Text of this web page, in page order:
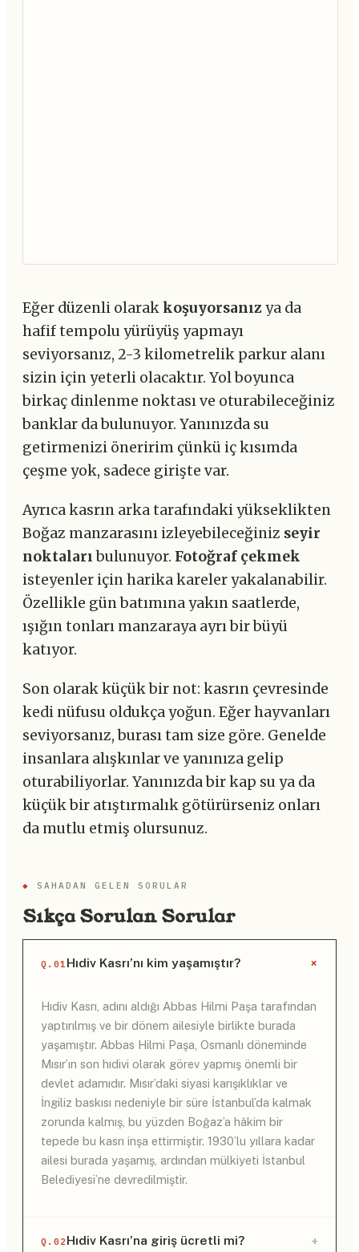
Eğer düzenli olarakkoşuyorsanızya da
hafif tempolu yürüyüş yapmayı
seviyorsanız, 2-3 kilometrelik parkur alanı
sizin için yeterli olacaktır. Yol boyunca
birkaç dinlenme noktası ve oturabileceğiniz
banklar da bulunuyor. Yanınızda su
getirmenizi öneririm çünkü iç kısımda
çeşme yok, sadece girişte var.
Ayrıca kasrın arka tarafındaki yükseklikten
Boğaz manzarasını izleyebileceğiniz seyir
noktalarıbulunuyor. Fotoğraf çekmek
isteyenler için harika kareler yakalanabilir.
Özellikle gün batımına yakın saatlerde,
ışığın tonları manzaraya ayrı bir büyü
katıyor.
Son olarak küçük bir not: kasrın çevresinde
kedi nüfusu oldukça yoğun. Eğer hayvanları
seviyorsanız, burası tam size göre. Genelde
insanlara alışkınlar ve yanınıza gelip
oturabiliyorlar. Yanınızda bir kap su ya da
küçük bir atıştırmalık götürürseniz onları
da mutlu etmiş olursunuz.
◆ SAHADAN GELEN SORULAR
Sıkça Sorulan Sorular
Q.01 Hıdiv Kasrı’nı kim yaşamıştır? +
Hıdiv Kasrı, adını aldığı Abbas Hilmi Paşa tarafından
yaptırılmış ve bir dönem ailesiyle birlikte burada
yaşamıştır. Abbas Hilmi Paşa, Osmanlı döneminde
Mısır’ın son hıdivi olarak görev yapmış önemli bir
devlet adamıdır. Mısır’daki siyasi karışıklıklar ve
İngiliz baskısı nedeniyle bir süre İstanbul’da kalmak
zorunda kalmış, bu yüzden Boğaz’a hâkim bir
tepede bu kasrı inşa ettirmiştir. 1930’lu yıllara kadar
ailesi burada yaşamış, ardından mülkiyeti İstanbul
Belediyesi’ne devredilmiştir.
Q.02Hıdiv Kasrı’na giriş ücretli mi? +